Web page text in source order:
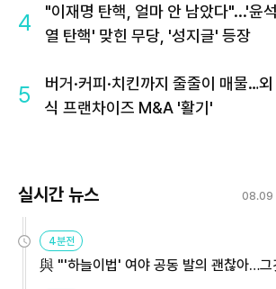
4
"이재명 탄핵, 얼마 안 남았다"...'윤석
열 탄핵' 맞힌 무당, '성지글' 등장
5
버거·커피·치킨까지 줄줄이 매물…외
식 프랜차이즈 M&A '활기'
실시간 뉴스 08.09
4분전
與 "'하늘이법' 여야 공동 발의 괜찮아…그